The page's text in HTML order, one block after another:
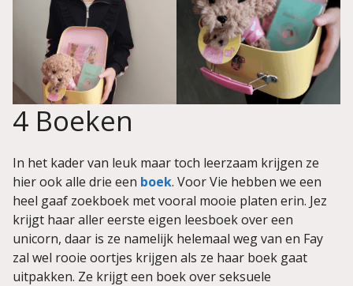
4 Boeken
In het kader van leuk maar toch leerzaam krijgen ze
hier ook alle drie een boek. Voor Vie hebben we een
heel gaaf zoekboek met vooral mooie platen erin. Jez
krijgt haar aller eerste eigen leesboek over een
unicorn, daar is ze namelijk helemaal weg van en Fay
zal wel rooie oortjes krijgen als ze haar boek gaat
uitpakken. Ze krijgt een boek over seksuele